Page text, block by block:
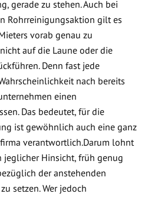
gerade zu stehen. Auch bei
Rohrreinigungsaktion gilt es
vorab genau zu
auf die Laune oder die
Denn fast jede
nach bereits
einen
Das bedeutet, für die
ist gewöhnlich auch eine ganz
verantwortlich.Darum lohnt
jeglicher Hinsicht, früh genug
der anstehenden
setzen. Wer jedoch